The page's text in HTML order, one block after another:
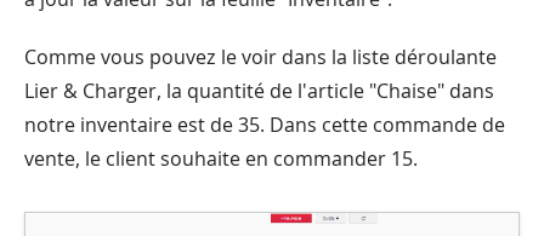
Comme vous pouvez le voir dans la liste déroulante
Lier & Charger, la quantité de l'article "Chaise" dans
notre inventaire est de 35. Dans cette commande de
vente, le client souhaite en commander 15.